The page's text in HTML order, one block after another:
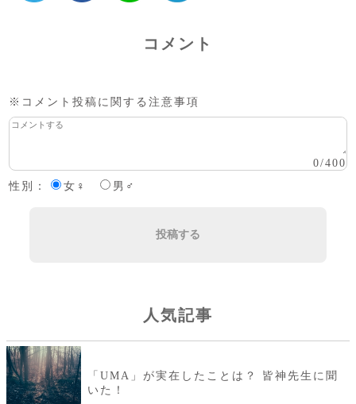
コメント
※コメント投稿に関する注意事項
0/400
性別：
女♀ 男♂
投稿する
人気記事
「UMA」が実在したことは？ 皆神先生に聞
いた！